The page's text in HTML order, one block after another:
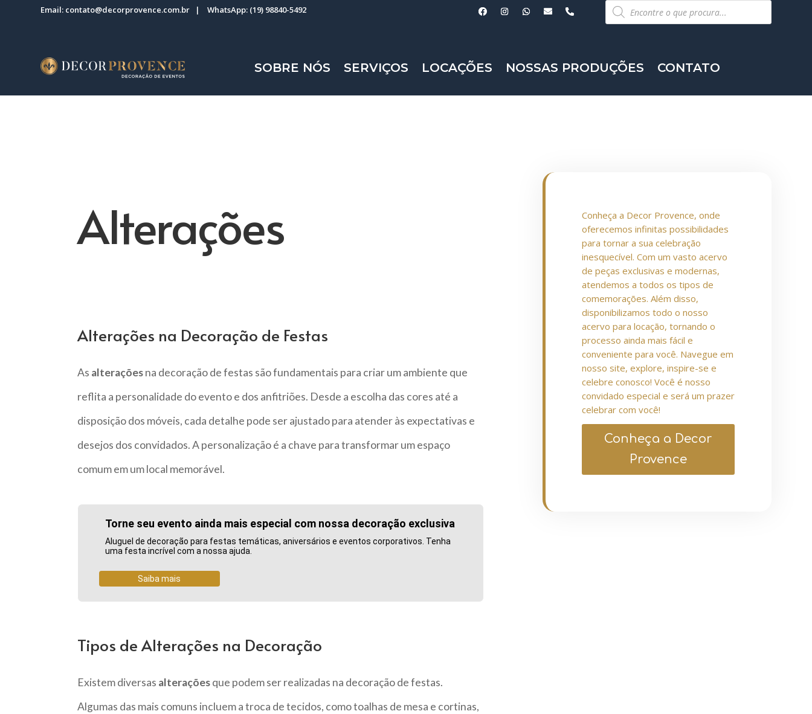
Email: contato@decorprovence.com.br | WhatsApp: (19) 98840-5492
Pesquisar
produtos
SOBRE NÓS SERVIÇOS LOCAÇÕES NOSSAS PRODUÇÕES CONTATO
Alterações
Alterações na Decoração de Festas
As alteraçõesna decoração de festas são fundamentais para criar um ambiente que
reflita a personalidade do evento e dos anfitriões. Desde a escolha das cores até a
disposição dos móveis, cada detalhe pode ser ajustado para atender às expectativas e
desejos dos convidados. A personalização é a chave para transformar um espaço
comum em um local memorável.
Torne seu evento ainda mais especial com nossa decoração exclusiva
Aluguel de decoração para festas temáticas, aniversários e eventos corporativos. Tenha
uma festa incrível com a nossa ajuda.
Saiba mais
Tipos de Alterações na Decoração
Existem diversas alteraçõesque podem ser realizadas na decoração de festas.
Algumas das mais comuns incluem a troca de tecidos, como toalhas de mesa e cortinas,
Conheça a Decor Provence, onde
oferecemos infinitas possibilidades
para tornar a sua celebração
inesquecível. Com um vasto acervo
de peças exclusivas e modernas,
atendemos a todos os tipos de
comemorações. Além disso,
disponibilizamos todo o nosso
acervo para locação, tornando o
processo ainda mais fácil e
conveniente para você. Navegue em
nosso site, explore, inspire-se e
celebre conosco! Você é nosso
convidado especial e será um prazer
celebrar com você!
Conheça a Decor
Provence